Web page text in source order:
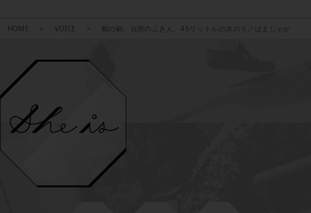
HOME VOICE 鯛の鍋、台所のふきん、45リットルの水のう／はましゃか